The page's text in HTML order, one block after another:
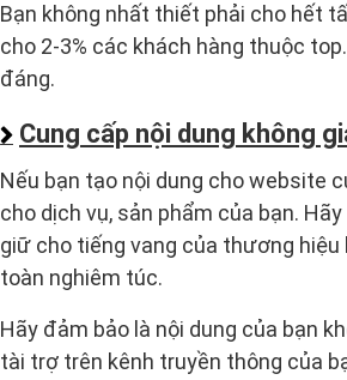
Bạn không nhất thiết phải cho hết
cho 2-3% các khách hàng thuộc
đáng.
Cung cấp nội dung không
Nếu bạn tạo nội dung cho website
cho dịch vụ, sản phẩm của bạn.
giữ cho tiếng vang của thương
toàn nghiêm túc.
Hãy đảm bảo là nội dung của bạn
tài trợ trên kênh truyền thông của